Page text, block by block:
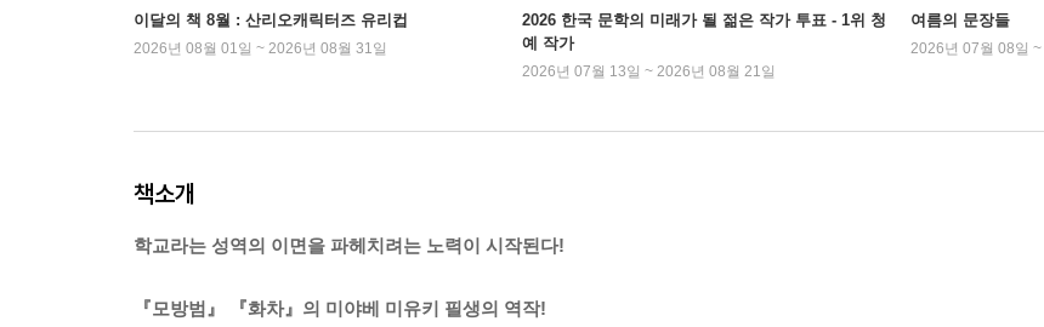
이달의 책 8월 : 산리오캐릭터즈 유리컵
2026년 08월 01일 ~ 2026년 08월 31일
2026 한국 문학의 미래가 될 젊은 작가 투표 - 1위 청
예 작가
2026년 07월 13일 ~ 2026년 08월 21일
여름의 문장들
2026년 07월 08일
책소개
학교라는 성역의 이면을 파헤치려는 노력이 시작된다!
『모방범』 『화차』의 미야베 미유키 필생의 역작!